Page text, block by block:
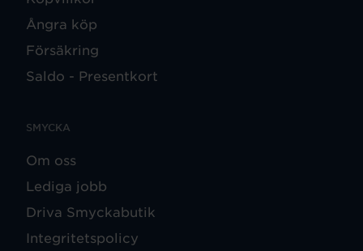
Ångra köp
Försäkring
Saldo - Presentkort
SMYCKA
Om oss
Lediga jobb
Driva Smyckabutik
Integritetspolicy